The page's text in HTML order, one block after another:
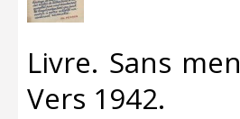
‎Livre. Sans
Vers 1942.‎